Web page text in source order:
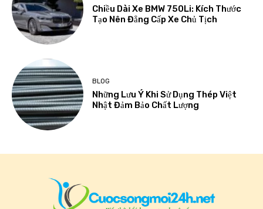
Chiều Dài Xe BMW 750Li: Kích Thước
Tạo Nên Đẳng Cấp Xe Chủ Tịch
BLOG
Những Lưu Ý Khi Sử Dụng Thép Việt
Nhật Đảm Bảo Chất Lượng